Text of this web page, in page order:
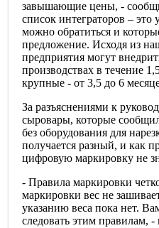
завышающие цены, -
список интеграторов –
можно обратиться и
предложение. Исходя из
предприятия могут
производствах в течение
крупные - от 3,5 до 6
За разъяснениями к
сыровары, которые
без оборудования для
получается разный, и как
цифровую маркировку не
- Правила маркировки
маркировки вес не
указанию веса пока нет.
следовать этим правилам, -